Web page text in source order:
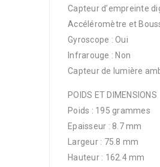
Capteur d’empreinte
Accéléromètre et
Gyroscope : Oui
Infrarouge : Non
Capteur de lumière
POIDS ET DIMENSIONS
Poids : 195 grammes
Epaisseur : 8.7 mm
Largeur : 75.8 mm
Hauteur : 162.4 mm